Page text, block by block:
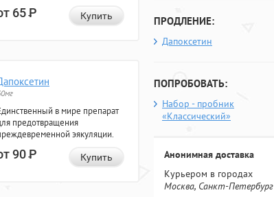
65Р Купить
в мире препарат
предотвращения
эякуляции.
90Р Купить
ПРОДЛЕНИЕ:
Дапоксетин
ПОПРОБОВАТЬ:
Набор - пробник
«Классический»
Анонимная доставка
Курьером в городах
Москва, Санкт-Петербург